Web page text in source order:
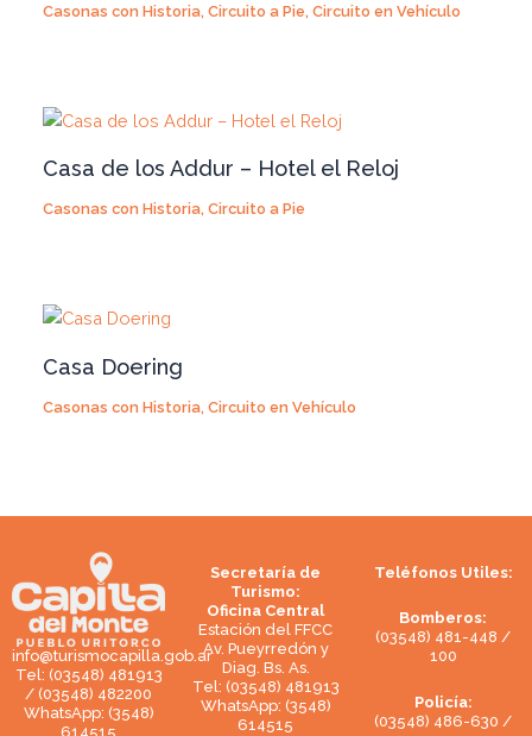
Casonas con Historia,Circuito a Pie,Circuito en Vehículo
Casa de los Addur – Hotel el Reloj
Casonas con Historia,Circuito a Pie
Casa Doering
Casonas con Historia,Circuito en Vehículo
info@turismocapilla.gob.ar
Tel: (03548) 481913
/ (03548) 482200
WhatsApp: (3548)
614515
Secretaría de
Turismo:
Oficina Central
Estación del FFCC
Av. Pueyrredón y
Diag. Bs. As.
Tel: (03548) 481913
WhatsApp: (3548)
614515
Teléfonos Utiles:
Bomberos:
(03548) 481-448 /
100
Policía:
(03548) 486-630 /